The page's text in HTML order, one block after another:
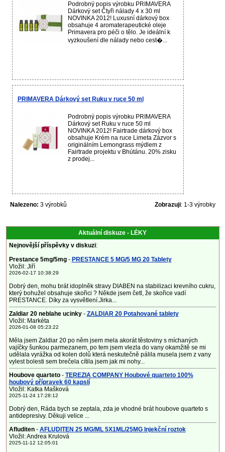
Podrobný popis výrobku PRIMAVERA
Dárkový set Čtyři nálady 4 x 30 ml
NOVINKA 2012! Luxusní dárkový box
obsahuje 4 aromaterapeutické oleje
Primavera pro péči o tělo. Je ideální k
vyzkoušení dle nálady nebo cest�...
PRIMAVERA Dárkový set Ruku v ruce 50 ml
Podrobný popis výrobku PRIMAVERA
Dárkový set Ruku v ruce 50 ml
NOVINKA 2012! Fairtrade dárkový box
obsahuje Krém na ruce Limeta Zázvor s
originálním Lemongrass mýdlem z
Fairtrade projektu v Bhútánu. 20% zisku
z prodej...
Nalezeno: 3 výrobků Zobrazuji: 1-3 výrobky
Aktuální diskuze - LÉKY
Nejnovější příspěvky v diskuzi:
Prestance 5mg/5mg- PRESTANCE 5 MG/5 MG 20 Tablety
Vložil: Jiří
2026-02-17 10:38:29
Dobrý den, mohu brát idoplněk stravy DIABEN na stabilizaci krevního cukru,
který bohužel obsahuje skořici ? Někde jsem četl, že skořice vadí
PRESTANCE. Díky za vysvětlení.Jirka...
Zaldiar 20 neblahe ucinky- ZALDIAR 20 Potahované tablety
Vložil: Markéta
2026-01-08 05:23:22
Měla jsem Zaldiar 20 po něm jsem mela akorát těstoviny s míchaných
vajíčky šunkou parmezanem, po tem jsem vlezla do vany okamžitě se mi
udělala vyrážka od kolen dolů která neskutečně pálila musela jsem z vany
vylest bolesti sem brečela cítila jsem jak mi nohy...
Houbove quarteto- TEREZIA COMPANY Houbové quarteto 100%
houbový přípravek 60 kapslí
Vložil: Katka Mašková
2025-11-24 17:28:12
Dobrý den, Ráda bych se zeptala, zda je vhodné brát houbove quarteto s
antidepresivy. Děkuji velice ...
Afluditen- AFLUDITEN 25 MG/ML 5X1ML/25MG Injekční roztok
Vložil: Andrea Krulová
2025-11-12 12:05:01